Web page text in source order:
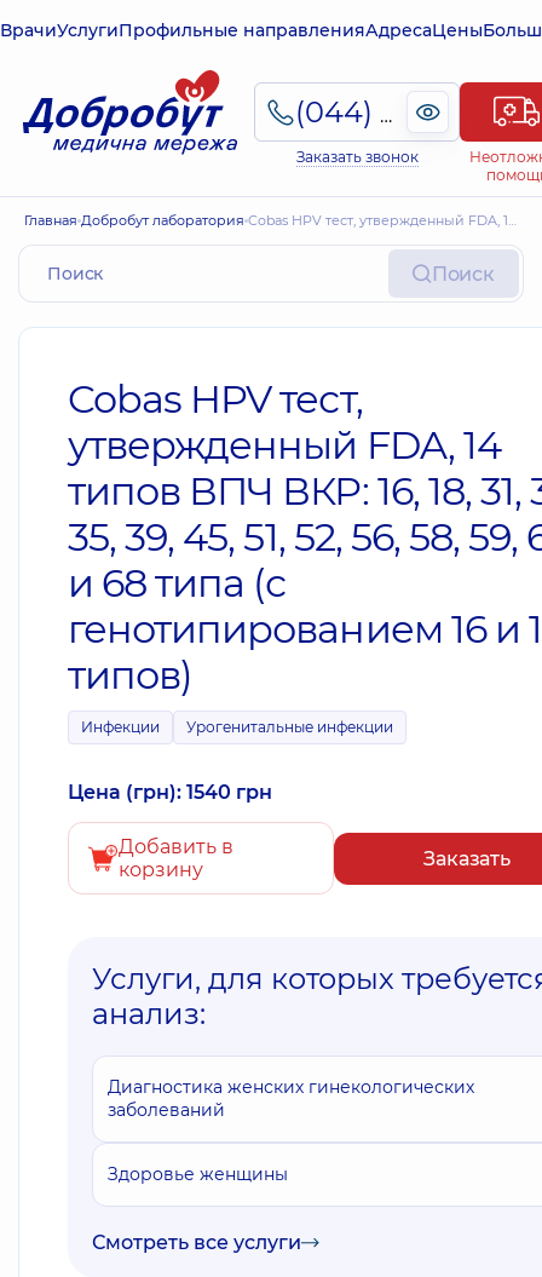
ВрачиУслугиПрофильные направленияАдресаЦены
(044) 495-2-888
Заказать звонок
Главная Добробут лаборатория Cobas HPV тест, утвержденный FDA, 14 типов ВПЧ ВКР: 16, 18, 31, 33, 35, 39, 45, 51, 52, 56, 58, 59, 66 и 68 типа (с генотипированием 16 и 18 типов)
Поиск
Cobas HPV тест,
утвержденный FDA, 14
типов ВПЧ ВКР: 16, 18, 31,
35, 39, 45, 51, 52, 56, 58, 59,
и 68 типа (с
генотипированием 16 и
типов)
Инфекции Урогенитальные инфекции
Цена (грн): 1540 грн
Добавить в
корзину
Заказать
Услуги, для которых
анализ:
Диагностика женских гинекологических
заболеваний
Здоровье женщины
Смотреть все услуги